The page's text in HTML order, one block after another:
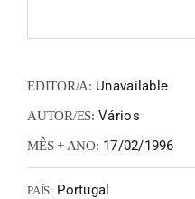
EDITOR/A: Unavailable
AUTOR/ES: Vários
MÊS + ANO: 17/02/1996
PAÍS: Portugal